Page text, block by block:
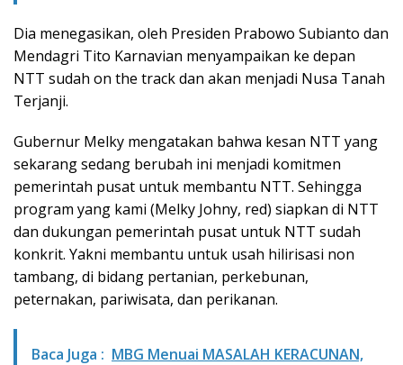
Dia menegasikan, oleh Presiden Prabowo Subianto dan
Mendagri Tito Karnavian menyampaikan ke depan
NTT sudah on the track dan akan menjadi Nusa Tanah
Terjanji.
Gubernur Melky mengatakan bahwa kesan NTT yang
sekarang sedang berubah ini menjadi komitmen
pemerintah pusat untuk membantu NTT. Sehingga
program yang kami (Melky Johny, red) siapkan di NTT
dan dukungan pemerintah pusat untuk NTT sudah
konkrit. Yakni membantu untuk usah hilirisasi non
tambang, di bidang pertanian, perkebunan,
peternakan, pariwisata, dan perikanan.
Baca Juga : MBG Menuai MASALAH KERACUNAN,